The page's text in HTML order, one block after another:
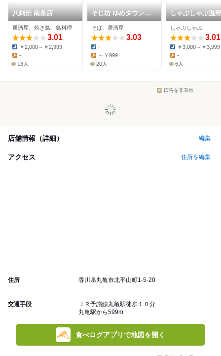
八剣伝 南条店
居酒屋、焼き鳥、鳥料理
3.01
Dinner:
￥2,000～￥2,999
Lunch:
-
13人
そじ坊 ゆめタウン丸
亀店
そば、居酒屋
3.03
Dinner:
-
Lunch:
～￥999
20人
しゃぶしゃぶ温
丸亀田村店
しゃぶしゃぶ
3.01
Dinner:
￥3,000～￥3,999
Lunch:
-
6人
広告を非表示
店舗情報（詳細） 編集
アクセス 住所を編集
住所 香川県丸亀市北平山町1-5-20
交通手段
ＪＲ予讃線丸亀駅徒歩１０分
丸亀駅から599m
食べログアプリで地図を開く